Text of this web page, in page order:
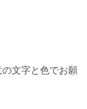
文字と色でお願